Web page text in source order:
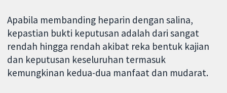
Apabila membanding heparin dengan salina,
kepastian bukti keputusan adalah dari sangat
rendah hingga rendah akibat reka bentuk kajian
dan keputusan keseluruhan termasuk
kemungkinan kedua-dua manfaat dan mudarat.